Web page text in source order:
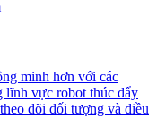
minh hơn với các
vực robot thúc đẩy
dõi đối tượng và điều